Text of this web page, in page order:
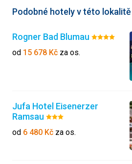
Podobné hotely v této lokalitě
Rogner Bad Blumau
od 15 678 Kč za os.
Jufa Hotel Eisenerzer
Ramsau Hodnocení:
3/5
od 6 480 Kč za os.